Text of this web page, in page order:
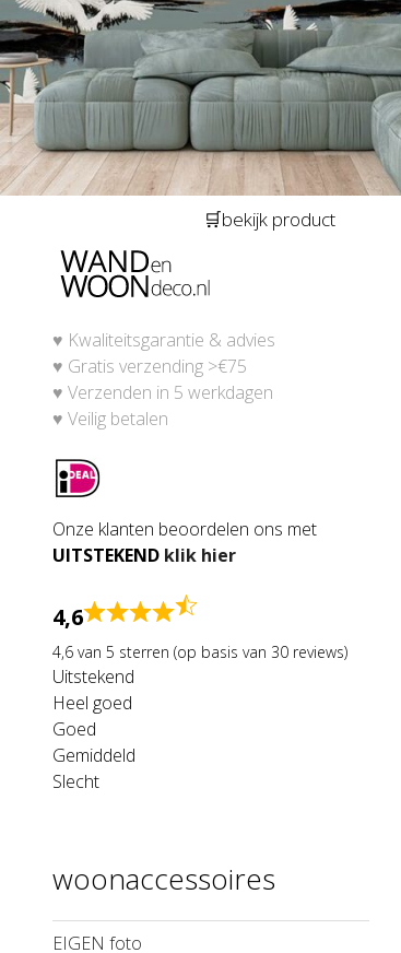
🛒bekijk product
♥ Kwaliteitsgarantie & advies
♥ Gratis verzending >€75
♥ Verzenden in 5 werkdagen
♥ Veilig betalen
Onze klanten beoordelen ons met
UITSTEKEND klik hier
4,6
4,6 van 5 sterren (op basis van 30 reviews)
Uitstekend
Heel goed
Goed
Gemiddeld
Slecht
woonaccessoires
EIGEN foto